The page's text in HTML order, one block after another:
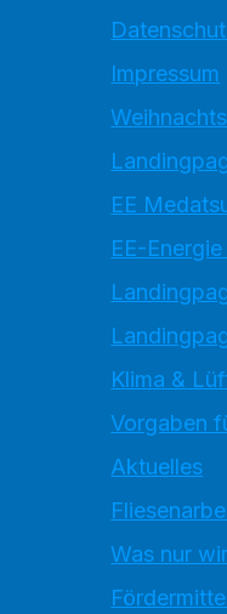
Impressum
EE
EE-Energie
Klima &
Vorgaben
Aktuelles
Was nur